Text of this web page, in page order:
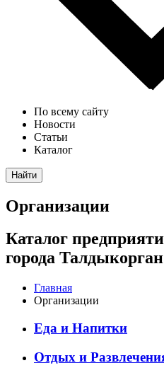
По всему сайту
Новости
Статьи
Каталог
Найти
Организации
Каталог
города Талдыкорган
Главная
Организации
Еда и Напитки
Отдых и